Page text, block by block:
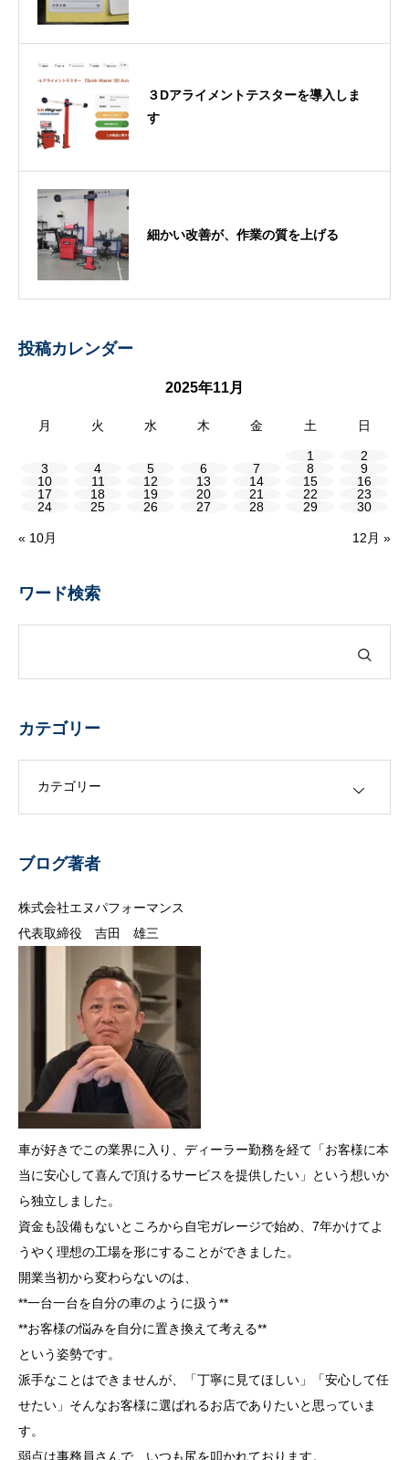
３Dアライメントテスターを導入しま
す
細かい改善が、作業の質を上げる
投稿カレンダー
2025年11月
月 火 水 木 金 土 日
1
2
3
4 5 6 7 8
9
10
11 12 13 14 15
16
17
18 19 20 21 22
23
24
25 26 27 28 29 30
« 10月 12月 »
ワード検索
カテゴリー
ブログ著者
株式会社エヌパフォーマンス
代表取締役 吉田 雄三
車が好きでこの業界に入り、ディーラー勤務を経て「お客様に本
当に安心して喜んで頂けるサービスを提供したい」という想いか
ら独立しました。
資金も設備もないところから自宅ガレージで始め、7年かけてよ
うやく理想の工場を形にすることができました。
開業当初から変わらないのは、
**一台一台を自分の車のように扱う**
**お客様の悩みを自分に置き換えて考える**
という姿勢です。
派手なことはできませんが、「丁寧に見てほしい」「安心して任
せたい」そんなお客様に選ばれるお店でありたいと思っていま
す。
弱点は事務員さんで、いつも尻を叩かれております。